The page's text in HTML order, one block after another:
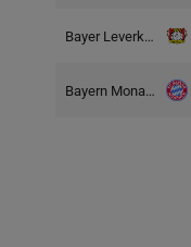
Bayer Leverkusen
Bayern Monachium